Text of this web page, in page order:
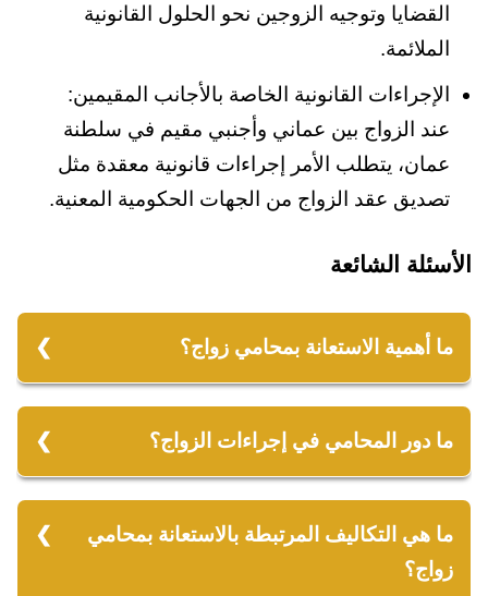
القضايا وتوجيه الزوجين نحو الحلول القانونية
الملائمة.
الإجراءات القانونية الخاصة بالأجانب المقيمين:
عند الزواج بين عماني وأجنبي مقيم في سلطنة
عمان، يتطلب الأمر إجراءات قانونية معقدة مثل
تصديق عقد الزواج من الجهات الحكومية المعنية.
الأسئلة الشائعة
ما أهمية الاستعانة بمحامي زواج؟
وتوفير الحماية القانونية لحقوق الزوجين. كما
المحلية.
ما دور المحامي في إجراءات الزواج؟
الاستشارات القانونية، تسريع الإجراءات القانونية،
وحل النزاعات التي قد تنشأ بين الزوجين.
ما هي التكاليف المرتبطة بالاستعانة بمحامي
زواج؟